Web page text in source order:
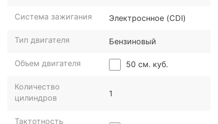
Система зажигания Электроснное (CDI)
Тип двигателя Бензиновый
Объем двигателя 50 см. куб.
Количество
цилиндров
1
Тактотность